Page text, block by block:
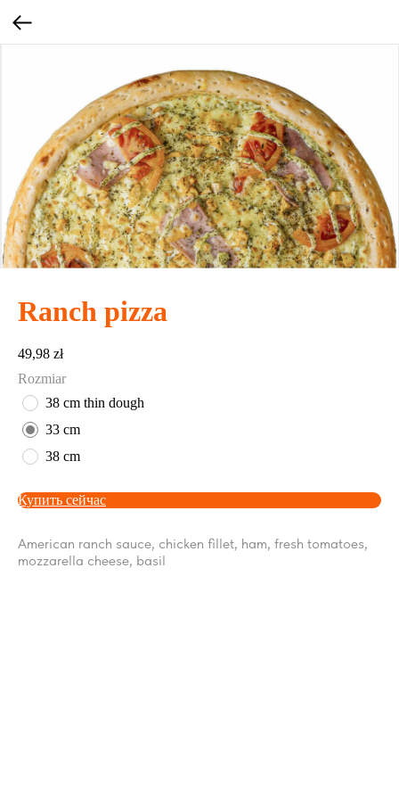
Ranch pizza
49,98 zł
Rozmiar
38 cm thin dough
33 cm
38 cm
Купить сейчас
American ranch sauce, chicken fillet, ham, fresh tomatoes,
mozzarella cheese, basil